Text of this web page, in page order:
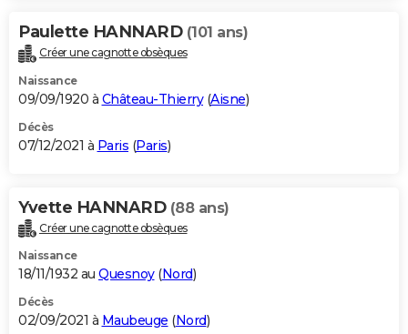
Paulette HANNARD (101 ans)
Créer une cagnotte obsèques
Naissance
09/09/1920 à Château-Thierry(Aisne)
Décès
07/12/2021 à Paris (Paris)
Yvette HANNARD (88 ans)
Créer une cagnotte obsèques
Naissance
18/11/1932 au Quesnoy(Nord)
Décès
02/09/2021 à Maubeuge (Nord)